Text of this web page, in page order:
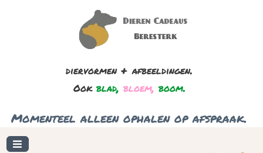
diervormen+afbeeldingen.
Ook blad, bloem,boom.
Momenteel alleen ophalen op afspraak.